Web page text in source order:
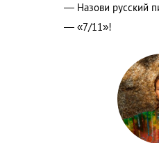
— Назови русский
— «7/11»!